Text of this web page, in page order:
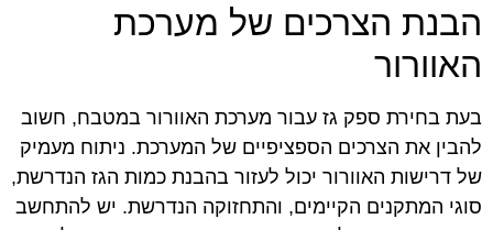
הבנת הצרכים של מערכת
האוורור
בעת בחירת ספק גז עבור מערכת האוורור במטבח, חשוב
להבין את הצרכים הספציפיים של המערכת. ניתוח מעמיק
של דרישות האוורור יכול לעזור בהבנת כמות הגז הנדרשת,
סוגי המתקנים הקיימים, והתחזוקה הנדרשת. יש להתחשב